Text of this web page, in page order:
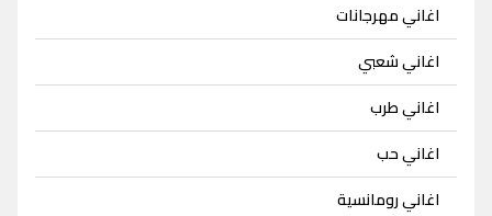
اغاني مهرجانات
اغاني شعبي
اغاني طرب
اغاني حب
اغاني رومانسية